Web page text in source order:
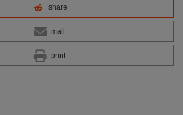
share
mail
print